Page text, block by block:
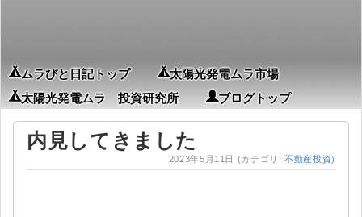
ムラびと日記トップ
太陽光発電ムラ市場
太陽光発電ムラ 投資研究所
ブログトップ
内見してきました
2023年5月11日 (カテゴリ:不動産投資)